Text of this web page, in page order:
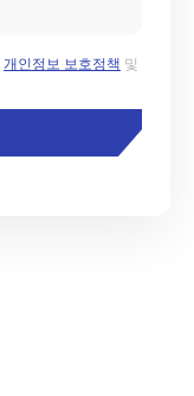
개인정보 보호정책 및